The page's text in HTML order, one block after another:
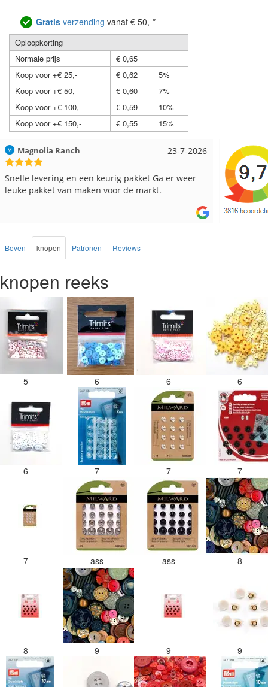
Gratis verzending vanaf € 50,-*
Oploopkorting
Normale prijs
€ 0,65
Koop voor +€ 25,-
€ 0,62
5%
Koop voor +€ 50,-
€ 0,60
7%
Koop voor +€ 100,-
€ 0,59
10%
Koop voor +€ 150,-
€ 0,55 15%
17-7-2026
Hilde uit Loyers
Reeds meerdere keren breigaren en breinaalden
besteld, altijd heel tevreden over de service.
Loes uit
Snelle
Boven knopen Patronen Reviews
knopen reeks
5 6 6 6
6 7 7 7
7 ass ass 8
8 9 9 9